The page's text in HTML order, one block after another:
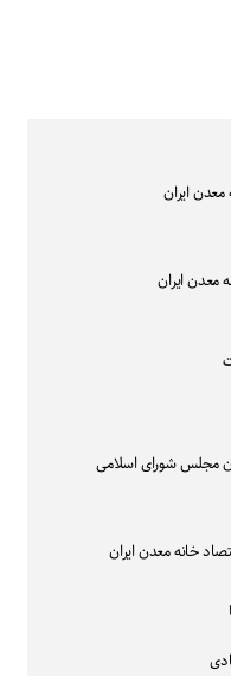
ایران
معدن ایران
مجلس شورای اسلامی
خانه معدن ایران